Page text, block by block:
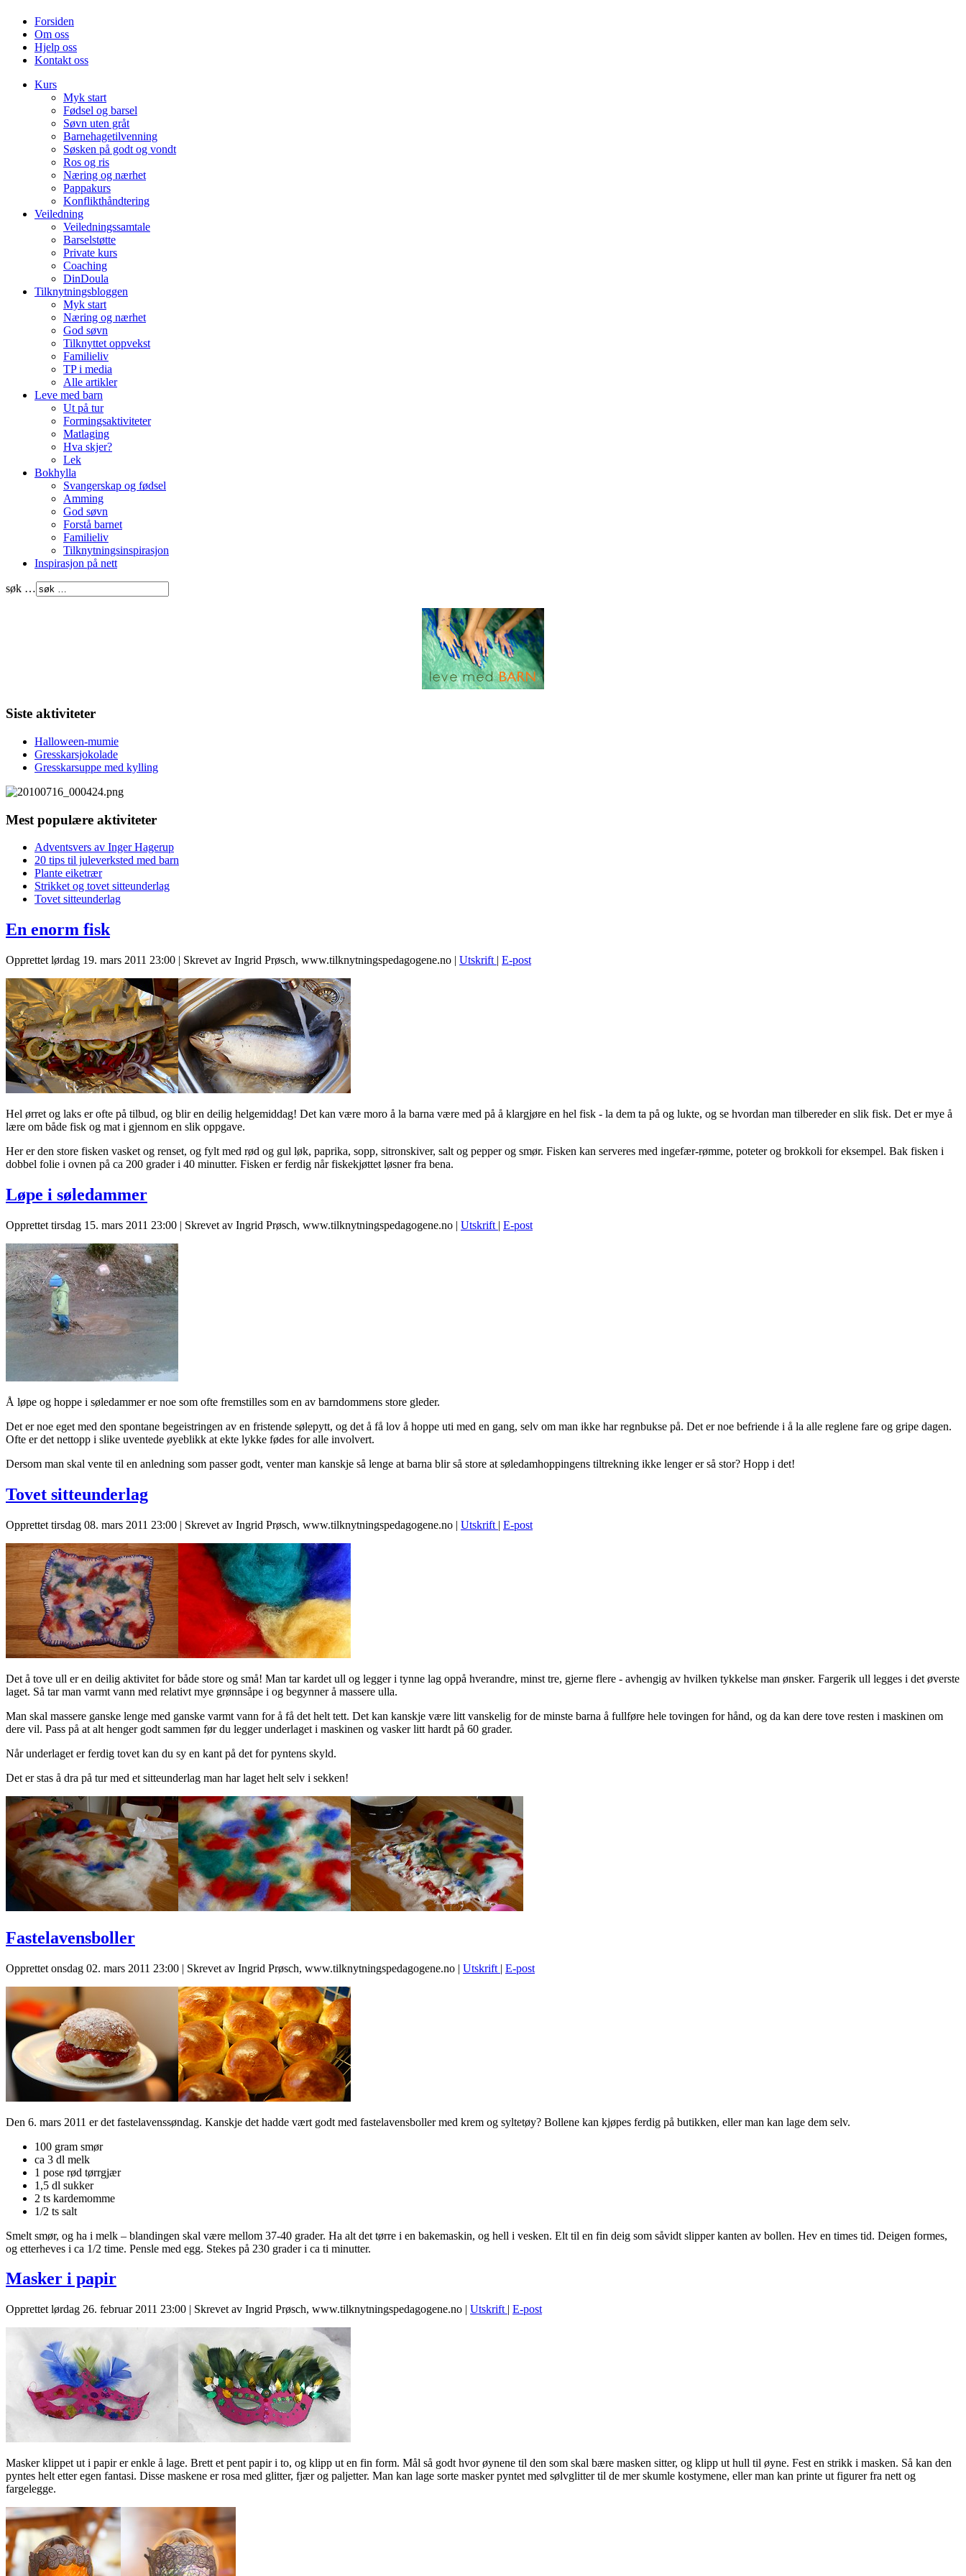
Forsiden
Om oss
Hjelp oss
Kontakt oss
Kurs
Myk start
Fødsel og barsel
Søvn uten gråt
Barnehagetilvenning
Søsken på godt og vondt
Ros og ris
Næring og nærhet
Pappakurs
Konflikthåndtering
Veiledning
Veiledningssamtale
Barselstøtte
Private kurs
Coaching
DinDoula
Tilknytningsbloggen
Myk start
Næring og nærhet
God søvn
Tilknyttet oppvekst
Familieliv
TP i media
Alle artikler
Leve med barn
Ut på tur
Formingsaktiviteter
Matlaging
Hva skjer?
Lek
Bokhylla
Svangerskap og fødsel
Amming
God søvn
Forstå barnet
Familieliv
Tilknytningsinspirasjon
Inspirasjon på nett
søk …
Siste aktiviteter
Halloween-mumie
Gresskarsjokolade
Gresskarsuppe med kylling
Mest populære aktiviteter
Adventsvers av Inger Hagerup
20 tips til juleverksted med barn
Plante eiketrær
Strikket og tovet sitteunderlag
Tovet sitteunderlag
En enorm fisk
Opprettet lørdag 19. mars 2011 23:00 | Skrevet av Ingrid Prøsch, www.tilknytningspedagogene.no | Utskrift | E-post
Hel ørret og laks er ofte på tilbud, og blir en deilig helgemiddag! Det kan være moro å la barna være med på å klargjøre en hel fisk - la dem ta på og lukte, og se hvordan man tilbereder en slik fisk. Det er mye å
lære om både fisk og mat i gjennom en slik oppgave.
Her er den store fisken vasket og renset, og fylt med rød og gul løk, paprika, sopp, sitronskiver, salt og pepper og smør. Fisken kan serveres med ingefær-rømme, poteter og brokkoli for eksempel. Bak fisken i
dobbel folie i ovnen på ca 200 grader i 40 minutter. Fisken er ferdig når fiskekjøttet løsner fra bena.
Løpe i søledammer
Opprettet tirsdag 15. mars 2011 23:00 | Skrevet av Ingrid Prøsch, www.tilknytningspedagogene.no | Utskrift | E-post
Å løpe og hoppe i søledammer er noe som ofte fremstilles som en av barndommens store gleder.
Det er noe eget med den spontane begeistringen av en fristende sølepytt, og det å få lov å hoppe uti med en gang, selv om man ikke har regnbukse på. Det er noe befriende i å la alle reglene fare og gripe dagen.
Ofte er det nettopp i slike uventede øyeblikk at ekte lykke fødes for alle involvert.
Dersom man skal vente til en anledning som passer godt, venter man kanskje så lenge at barna blir så store at søledamhoppingens tiltrekning ikke lenger er så stor? Hopp i det!
Tovet sitteunderlag
Opprettet tirsdag 08. mars 2011 23:00 | Skrevet av Ingrid Prøsch, www.tilknytningspedagogene.no | Utskrift | E-post
Det å tove ull er en deilig aktivitet for både store og små! Man tar kardet ull og legger i tynne lag oppå hverandre, minst tre, gjerne flere - avhengig av hvilken tykkelse man ønsker. Fargerik ull legges i det øverste
laget. Så tar man varmt vann med relativt mye grønnsåpe i og begynner å massere ulla.
Man skal massere ganske lenge med ganske varmt vann for å få det helt tett. Det kan kanskje være litt vanskelig for de minste barna å fullføre hele tovingen for hånd, og da kan dere tove resten i maskinen om
dere vil. Pass på at alt henger godt sammen før du legger underlaget i maskinen og vasker litt hardt på 60 grader.
Når underlaget er ferdig tovet kan du sy en kant på det for pyntens skyld.
Det er stas å dra på tur med et sitteunderlag man har laget helt selv i sekken!
Fastelavensboller
Opprettet onsdag 02. mars 2011 23:00 | Skrevet av Ingrid Prøsch, www.tilknytningspedagogene.no | Utskrift | E-post
Den 6. mars 2011 er det fastelavenssøndag. Kanskje det hadde vært godt med fastelavensboller med krem og syltetøy? Bollene kan kjøpes ferdig på butikken, eller man kan lage dem selv.
100 gram smør
ca 3 dl melk
1 pose rød tørrgjær
1,5 dl sukker
2 ts kardemomme
1/2 ts salt
Smelt smør, og ha i melk – blandingen skal være mellom 37-40 grader. Ha alt det tørre i en bakemaskin, og hell i vesken. Elt til en fin deig som såvidt slipper kanten av bollen. Hev en times tid. Deigen formes,
og etterheves i ca 1/2 time. Pensle med egg. Stekes på 230 grader i ca ti minutter.
Masker i papir
Opprettet lørdag 26. februar 2011 23:00 | Skrevet av Ingrid Prøsch, www.tilknytningspedagogene.no | Utskrift | E-post
Masker klippet ut i papir er enkle å lage. Brett et pent papir i to, og klipp ut en fin form. Mål så godt hvor øynene til den som skal bære masken sitter, og klipp ut hull til øyne. Fest en strikk i masken. Så kan den
pyntes helt etter egen fantasi. Disse maskene er rosa med glitter, fjær og paljetter. Man kan lage sorte masker pyntet med sølvglitter til de mer skumle kostymene, eller man kan printe ut figurer fra nett og
fargelegge.